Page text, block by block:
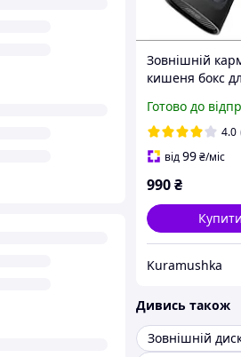
Зовнішній
кишеня бокс
Готово до
4.0
від99₴/міс
990₴
Купити
Kuramushka
Дивись також
Зовнішній